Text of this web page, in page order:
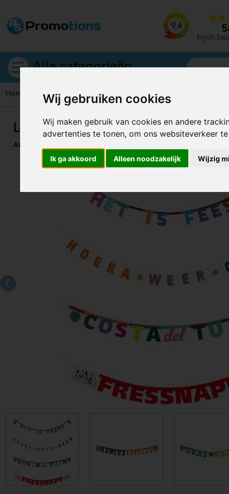
Wij gebruiken cookies
Wij maken gebruik van cookies en andere
advertenties te tonen, om ons websiteverkeer
Ik ga akkoord Alleen noodzakelijk Wijzig
9,4
kiyoh
Alle categorieën
Home Vlaggetjes Letterslingers
Letterslingers
Artikelnummer: